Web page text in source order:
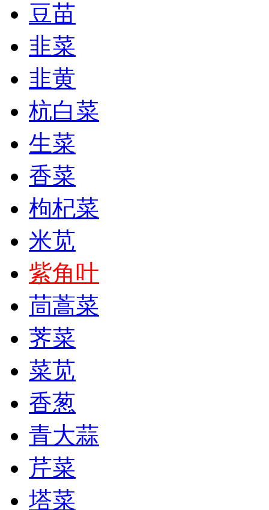
豆苗
韭菜
韭黄
杭白菜
生菜
香菜
枸杞菜
米苋
紫角叶
茼蒿菜
荠菜
菜苋
香葱
青大蒜
芹菜
塔菜